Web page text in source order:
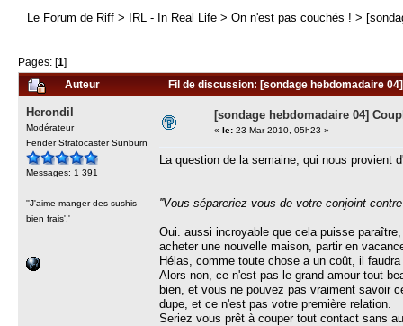
Le Forum de Riff > IRL - In Real Life > On n'est pas couchés ! >
Pages: [1]
Auteur
Fil de discussion: [sondage hebdomadaire
Herondil
Modérateur
Fender Stratocaster Sunburn
Messages: 1 391
''J'aime manger des sushis
bien frais'.'
[sondage hebdomadaire 04]
« le: 23 Mar 2010, 05h23 »
La question de la semaine, qui nous provient d'
''Vous sépareriez-vous de votre conjoint
Oui. aussi incroyable que cela puisse
acheter une nouvelle maison, partir en
Hélas, comme toute chose a un coût, il
Alors non, ce n'est pas le grand amour tout
bien, et vous ne pouvez pas vraiment savoir
dupe, et ce n'est pas votre première relation.
Seriez vous prêt à couper tout contact sans